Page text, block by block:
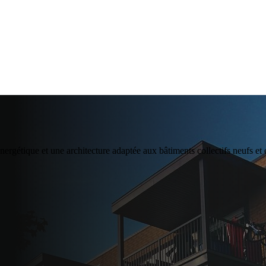
et une architecture adaptée aux bâtiments collectifs neufs et